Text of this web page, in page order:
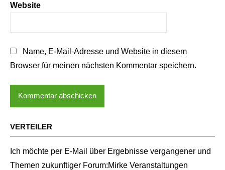
Website
Name, E-Mail-Adresse und Website in diesem
Browser für meinen nächsten Kommentar speichern.
VERTEILER
Ich möchte per E-Mail über Ergebnisse vergangener und
Themen zukunftiger Forum:Mirke Veranstaltungen